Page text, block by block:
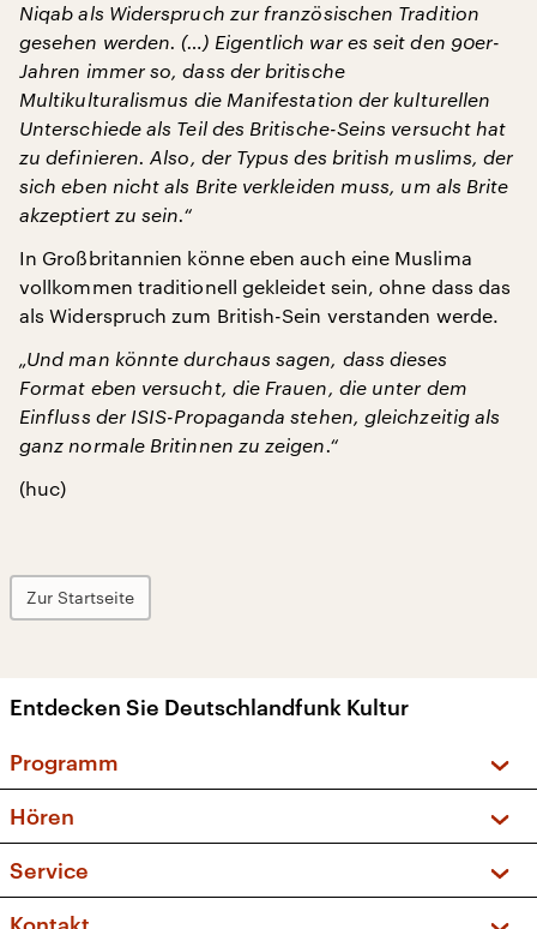
Niqab als Widerspruch zur französischen Tradition
gesehen werden. (…) Eigentlich war es seit den 90er-
Jahren immer so, dass der britische
Multikulturalismus die Manifestation der kulturellen
Unterschiede als Teil des Britische-Seins versucht hat
zu definieren. Also, der Typus des british muslims, der
sich eben nicht als Brite verkleiden muss, um als Brite
akzeptiert zu sein.“
In Großbritannien könne eben auch eine Muslima
vollkommen traditionell gekleidet sein, ohne dass das
als Widerspruch zum British-Sein verstanden werde.
„Und man könnte durchaus sagen, dass dieses
Format eben versucht, die Frauen, die unter dem
Einfluss der ISIS-Propaganda stehen, gleichzeitig als
ganz normale Britinnen zu zeigen.“
(huc)
Zur Startseite
Entdecken Sie Deutschlandfunk Kultur
Programm
Sendungen und Podcasts
Musikliste
Kakadu – Das Kinderprogramm
Hören
Frequenzen (UKW + DAB+)
Service
FAQ